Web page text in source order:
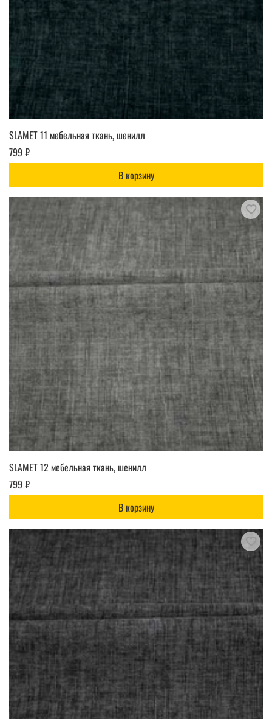
SLAMET 11 мебельная ткань, шенилл
799 ₽
В корзину
SLAMET 12 мебельная ткань, шенилл
799 ₽
В корзину